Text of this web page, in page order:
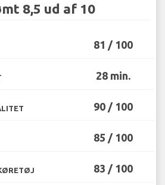
8,5 ud af 10
81 / 100
28 min.
90 / 100
85 / 100
83 / 100